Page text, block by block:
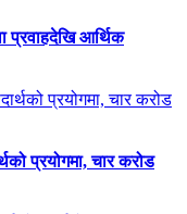
प्रवाहदेखि आर्थिक
प्रयोगमा, चार करोड